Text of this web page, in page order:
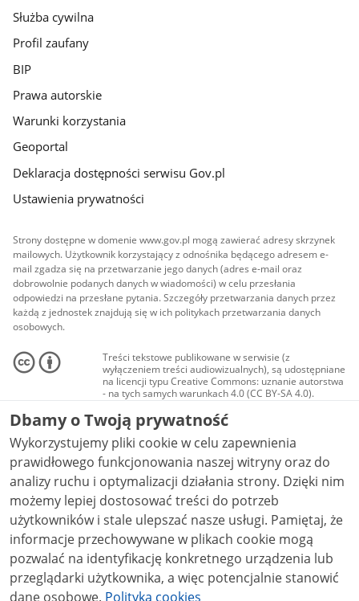
Służba cywilna
Profil zaufany
BIP
Prawa autorskie
Warunki korzystania
Geoportal
Deklaracja dostępności serwisu Gov.pl
Ustawienia prywatności
Strony dostępne w domenie www.gov.pl mogą zawierać adresy skrzynek
mailowych. Użytkownik korzystający z odnośnika będącego adresem e-
mail zgadza się na przetwarzanie jego danych (adres e-mail oraz
dobrowolnie podanych danych w wiadomości) w celu przesłania
odpowiedzi na przesłane pytania. Szczegóły przetwarzania danych przez
każdą z jednostek znajdują się w ich politykach przetwarzania danych
osobowych.
Treści tekstowe publikowane w serwisie (z
wyłączeniem treści audiowizualnych), są udostępniane
na licencji typu Creative Commons: uznanie autorstwa
- na tych samych warunkach 4.0 (CC BY-SA 4.0).
Materiały audiowizualne, w tym zdjęcia, materiały
audio i wideo, są udostępniane na licencji typu
Creative Commons: uznanie autorstwa użycie
niekomercyjne - bez utworów zależnych 4.0 (CC BY-
NC-ND 4.0), o ile nie jest to stwierdzone inaczej.
Dbamy o Twoją prywatność
Wykorzystujemy pliki cookie w celu zapewnienia
prawidłowego funkcjonowania naszej witryny oraz do
analizy ruchu i optymalizacji działania strony. Dzięki nim
możemy lepiej dostosować treści do potrzeb
użytkowników i stale ulepszać nasze usługi. Pamiętaj, że
informacje przechowywane w plikach cookie mogą
pozwalać na identyfikację konkretnego urządzenia lub
przeglądarki użytkownika, a więc potencjalnie stanowić
dane osobowe. Polityka cookies